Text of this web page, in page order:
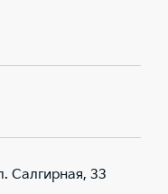
Салгирная, 33